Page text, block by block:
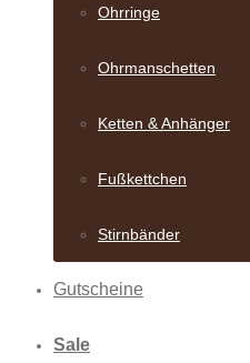
Ohrringe
Ohrmanschetten
Ketten & Anhänger
Fußkettchen
Stirnbänder
Gutscheine
Sale